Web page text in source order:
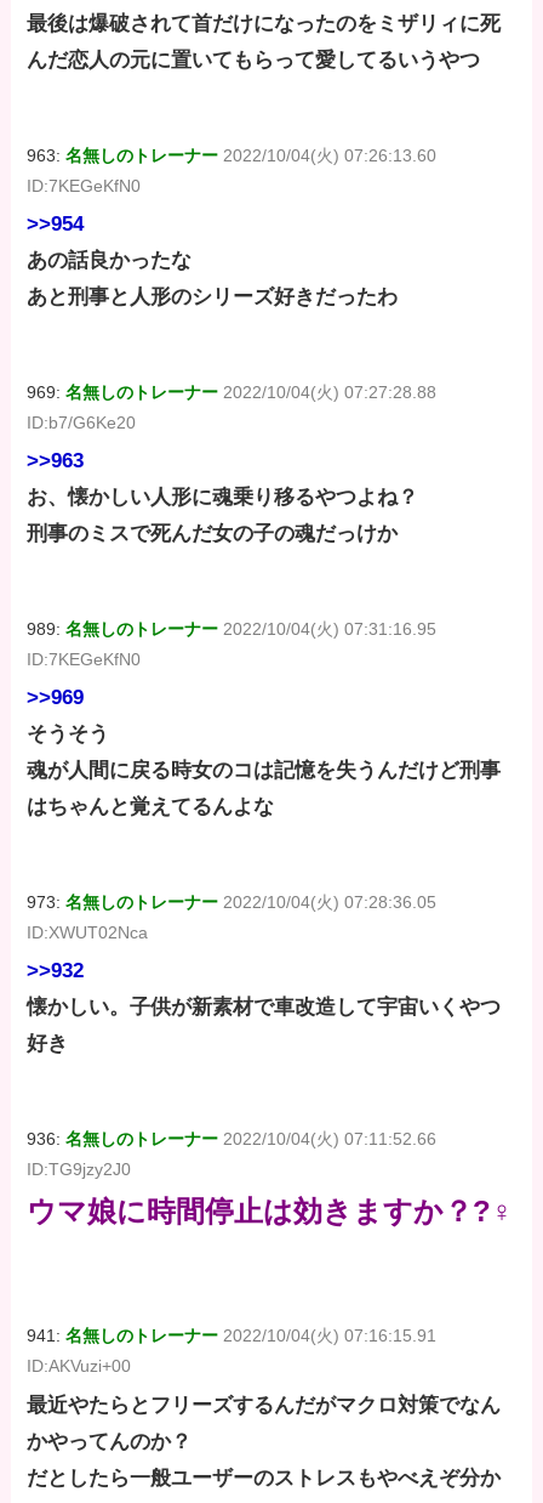
最後は爆破されて首だけになったのをミザリィに死
んだ恋人の元に置いてもらって愛してるいうやつ
963:名無しのトレーナー 2022/10/04(火) 07:26:13.60
ID:7KEGeKfN0
>>954
あの話良かったな
あと刑事と人形のシリーズ好きだったわ
969:名無しのトレーナー 2022/10/04(火) 07:27:28.88
ID:b7/G6Ke20
>>963
お、懐かしい人形に魂乗り移るやつよね？
刑事のミスで死んだ女の子の魂だっけか
989:名無しのトレーナー 2022/10/04(火) 07:31:16.95
ID:7KEGeKfN0
>>969
そうそう
魂が人間に戻る時女のコは記憶を失うんだけど刑事
はちゃんと覚えてるんよな
973:名無しのトレーナー 2022/10/04(火) 07:28:36.05
ID:XWUT02Nca
>>932
懐かしい。子供が新素材で車改造して宇宙いくやつ
好き
936:名無しのトレーナー 2022/10/04(火) 07:11:52.66
ID:TG9jzy2J0
ウマ娘に時間停止は効きますか？?‍♀
941:名無しのトレーナー 2022/10/04(火) 07:16:15.91
ID:AKVuzi+00
最近やたらとフリーズするんだがマクロ対策でなん
かやってんのか？
だとしたら一般ユーザーのストレスもやべえぞ分か